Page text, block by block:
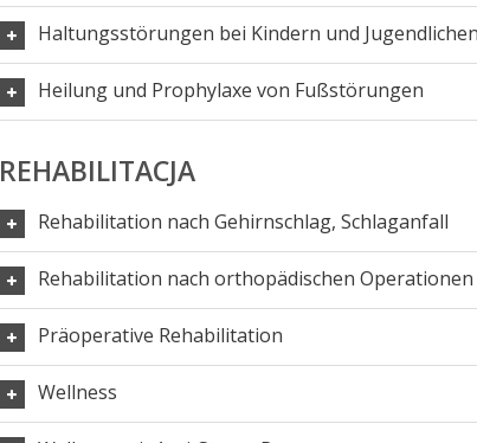
Haltungsstörungen bei Kindern und Jugendlichen
Heilung und Prophylaxe von Fußstörungen
REHABILITACJA
Rehabilitation nach Gehirnschlag, Schlaganfall
Rehabilitation nach orthopädischen
Präoperative Rehabilitation
Wellness